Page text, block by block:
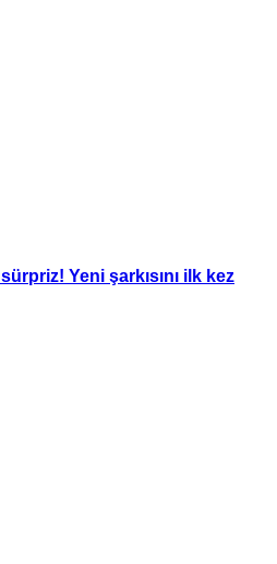
Yeni şarkısını ilk kez